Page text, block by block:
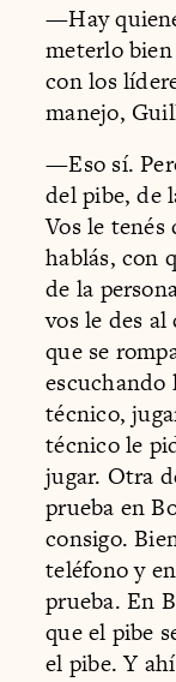
—Hay
meterlo
con los
manejo,
—Eso sí.
del pibe, de
Vos le
hablás, con
de la
vos le des
que se
escuchando
técnico,
técnico le
jugar. Otra
prueba en
consigo.
teléfono y
prueba. En
que el pibe
el pibe. Y